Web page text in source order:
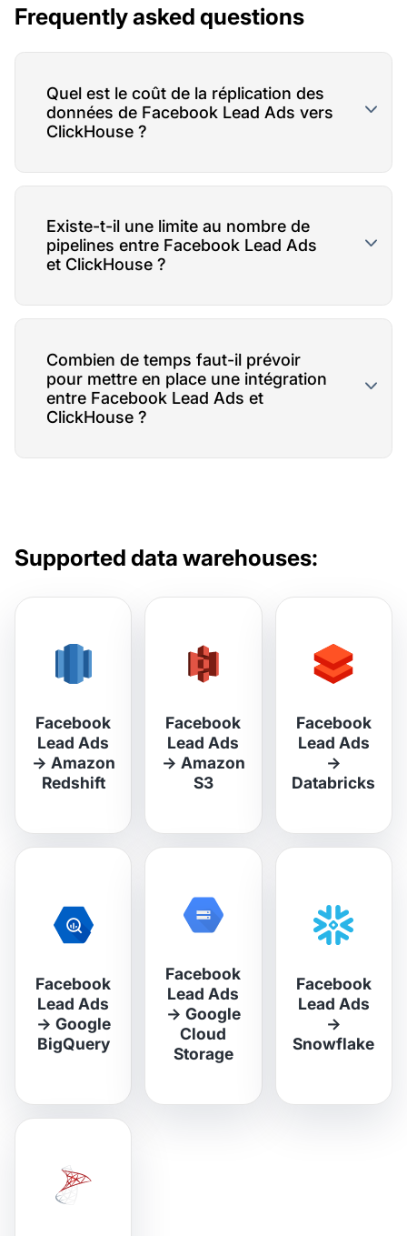
Frequently asked questions
Quel est le coût de la réplication des
données de Facebook Lead Ads vers
ClickHouse ?
Existe-t-il une limite au nombre de
pipelines entre Facebook Lead Ads
et ClickHouse ?
Combien de temps faut-il prévoir
pour mettre en place une intégration
entre Facebook Lead Ads et
ClickHouse ?
Supported data warehouses:
Facebook
Lead Ads
→ Amazon
Redshift
Facebook
Lead Ads
→ Amazon
S3
Facebook
Lead Ads
→
Databricks
Facebook
Lead Ads
→ Google
BigQuery
Facebook
Lead Ads
→ Google
Cloud
Storage
Facebook
Lead Ads
→
Snowflake